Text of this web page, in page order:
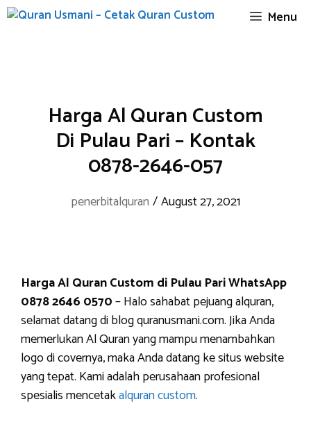
Skip
Menu
Harga Al Quran Custom
Di Pulau Pari – Kontak
0878-2646-057
penerbitalquran /August 27, 2021
Harga Al Quran Custom di Pulau Pari WhatsApp
0878 2646 0570– Halo sahabat pejuang alquran,
selamat datang di blog quranusmani.com. Jika Anda
memerlukan Al Quran yang mampu menambahkan
logo di covernya, maka Anda datang ke situs website
yang tepat. Kami adalah perusahaan profesional
spesialis mencetakalquran custom.